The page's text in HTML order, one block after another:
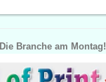
Die Branche am Montag!